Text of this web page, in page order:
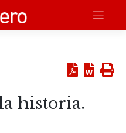
historia.